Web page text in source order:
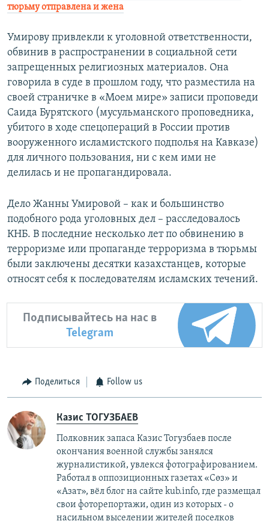
тюрьму отправлена и жена
Умирову привлекли к уголовной ответственности,
обвинив в распространении в социальной сети
запрещенных религиозных материалов. Она
говорила в суде в прошлом году, что разместила на
своей страничке в «Моем мире» записи проповеди
Саида Бурятского (мусульманского проповедника,
убитого в ходе спецопераций в России против
вооруженного исламистского подполья на Кавказе)
для личного пользования, ни с кем ими не
делилась и не пропагандировала.
Дело Жанны Умировой – как и большинство
подобного рода уголовных дел – расследовалось
КНБ. В последние несколько лет по обвинению в
терроризме или пропаганде терроризма в тюрьмы
были заключены десятки казахстанцев, которые
относят себя к последователям исламских течений.
Подписывайтесь на нас в
Telegram
Поделиться Follow us
Казис ТОГУЗБАЕВ
Полковник запаса Казис Тогузбаев после
окончания военной службы занялся
журналистикой, увлекся фотографированием.
Работал в оппозиционных газетах «Сөз» и
«Азат», вёл блог на сайте kub.info, где размещал
свои фоторепортажи, один из которых - о
насильном выселении жителей поселков